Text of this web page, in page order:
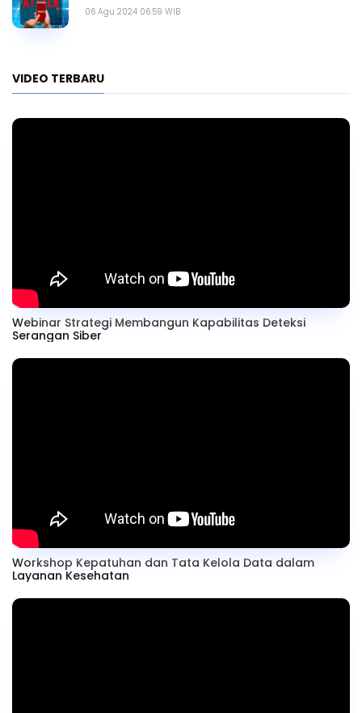
06 Agu 2024 06.59 WIB
VIDEO TERBARU
Webinar Strategi Membangun Kapabilitas Deteksi
Serangan Siber
Workshop Kepatuhan dan Tata Kelola Data dalam
Layanan Kesehatan